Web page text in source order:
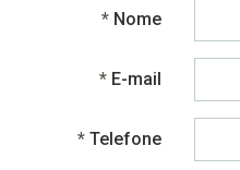
Nome
E-mail
Telefone